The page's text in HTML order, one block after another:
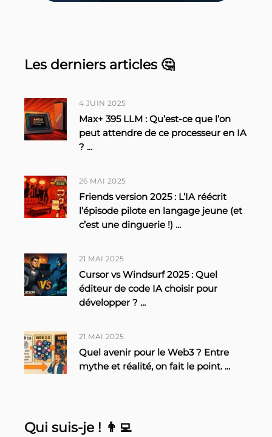
Les derniers articles 🤔
4 JUIN 2025
Max+ 395 LLM : Qu’est-ce que l’on
peut attendre de ce processeur en IA
? ...
26 MAI 2025
Friends version 2025 : L’IA réécrit
l’épisode pilote en langage jeune (et
c’est une dinguerie !) ...
21 MAI 2025
Cursor vs Windsurf 2025 : Quel
éditeur de code IA choisir pour
développer ? ...
21 MAI 2025
Quel avenir pour le Web3 ? Entre
mythe et réalité, on fait le point. ...
Qui suis-je ! 👨‍💻